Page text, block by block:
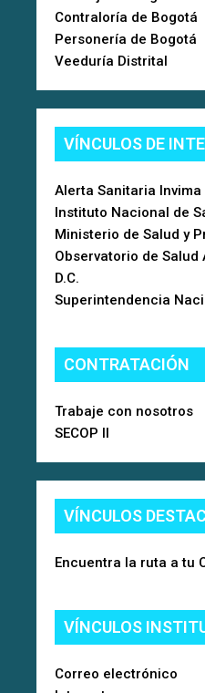
Contraloría de Bogotá
Personería de Bogotá
Veeduría Distrital
VÍNCULOS DE
Alerta Sanitaria Invima
Instituto Nacional de
Ministerio de Salud y
Observatorio de Salud
D.C.
Superintendencia
CONTRATACIÓN
Trabaje con nosotros
SECOP II
VÍNCULOS
Encuentra la ruta a tu
VÍNCULOS
Correo electrónico